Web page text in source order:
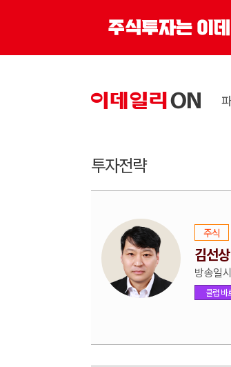
투자전략
주식
김선
방송일
클럽 바